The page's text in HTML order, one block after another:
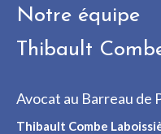
Notre équipe
Thibault
Avocat au Barreau de
Thibault Combe